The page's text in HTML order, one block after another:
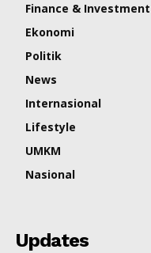
Finance & Investment
Ekonomi
Politik
News
Internasional
Lifestyle
UMKM
Nasional
Updates